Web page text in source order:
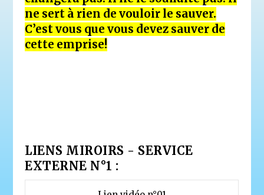
ne sert à rien de vouloir le sauver.
C’est vous que vous devez sauver de
cette emprise!
LIENS MIROIRS - SERVICE
EXTERNE N°1 :